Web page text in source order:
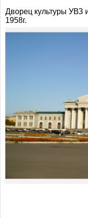
Дворец культуры УВЗ
1958г.